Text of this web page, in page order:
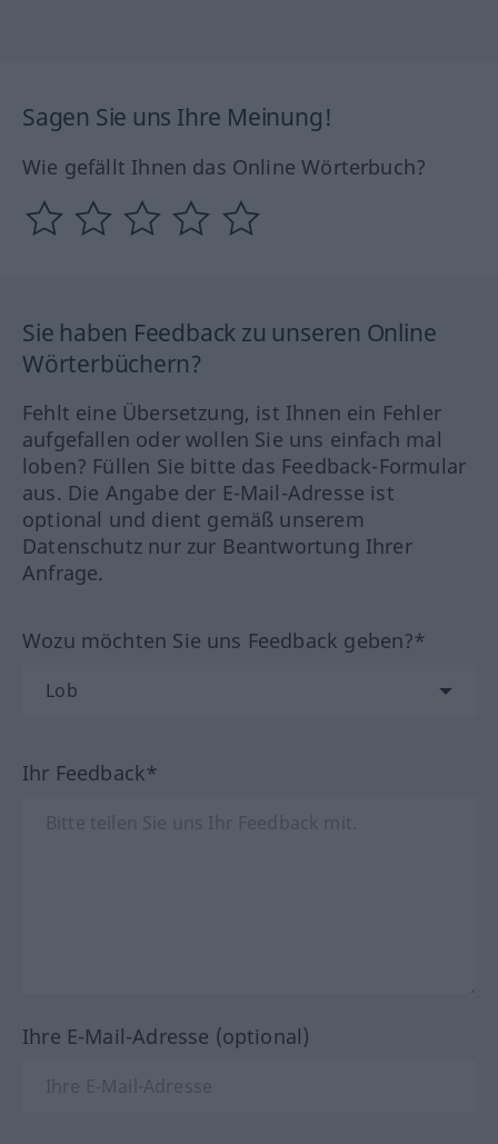
Sagen Sie uns Ihre Meinung!
Wie gefällt Ihnen das Online Wörterbuch?
Sie haben Feedback zu unseren Online
Wörterbüchern?
Fehlt eine Übersetzung, ist Ihnen ein Fehler
aufgefallen oder wollen Sie uns einfach mal
loben? Füllen Sie bitte das Feedback-Formular
aus. Die Angabe der E-Mail-Adresse ist
optional und dient gemäß unserem
Datenschutz nur zur Beantwortung Ihrer
Anfrage.
Wozu möchten Sie uns Feedback geben?*
Ihr Feedback*
Ihre E-Mail-Adresse (optional)